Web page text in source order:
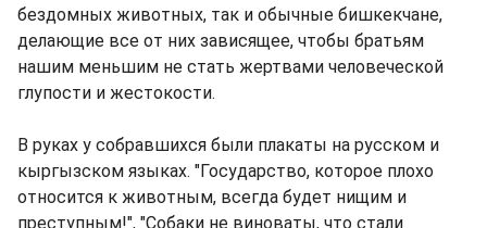
бездомных животных, так и обычные бишкекчане,
делающие все от них зависящее, чтобы братьям
нашим меньшим не стать жертвами человеческой
глупости и жестокости.
В руках у собравшихся были плакаты на русском и
кыргызском языках. "Государство, которое плохо
относится к животным, всегда будет нищим и
преступным!", "Собаки не виноваты, что стали